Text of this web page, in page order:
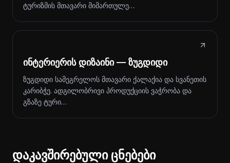
ტურიზმის მთავარი მიმართულე…
ინტერიერის დიზაინი — ზუგდიდი
ზუგდიდი სამეგრელოს მთავარი ქალაქია და სვანეთის
კარიბჭე. ადგილობრივი პროდუქციის ვაჭრობა და
გზაზე ტური…
დაკავშირებული ცნებები